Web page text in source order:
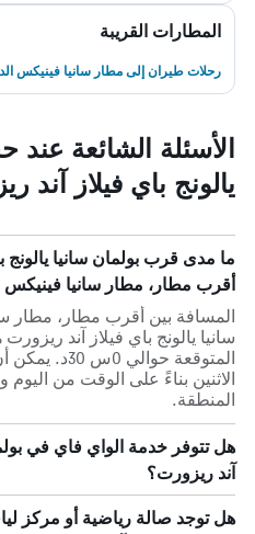
المطارات القريبة
رحلات طيران إلى مطار سانيا فينيكس
الأسئلة الشائعة عند
يالونج باي فيلاز آند
ما مدى قرب بولمان سانيا يالونج
أقرب مطار، مطار سانيا فينيكس
المسافة بين أقرب مطار، مطار
المتوقعة
الاثنين بناءً على الوقت من
المنطقة.
هل تتوفر خدمة الواي فاي في
آند ريزورت؟
هل توجد صالة رياضية أو مركز